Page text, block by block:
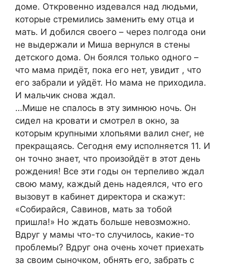
доме. Откровенно издевался над людьми,
которые стремились заменить ему отца и
мать. И добился своего – через полгода они
не выдержали и Миша вернулся в стены
детского дома. Он боялся только одного –
что мама придёт, пока его нет, увидит , что
его забрали и уйдёт. Но мама не приходила.
И мальчик снова ждал.
…Мише не спалось в эту зимнюю ночь. Он
сидел на кровати и смотрел в окно, за
которым крупными хлопьями валил снег, не
прекращаясь. Сегодня ему исполняется 11. И
он точно знает, что произойдёт в этот день
рождения! Все эти годы он терпеливо ждал
свою маму, каждый день надеялся, что его
вызовут в кабинет директора и скажут:
«Собирайся, Савинов, мать за тобой
пришла!» Но ждать больше невозможно.
Вдруг у мамы что-то случилось, какие-то
проблемы? Вдруг она очень хочет приехать
за своим сыночком, обнять его, забрать с